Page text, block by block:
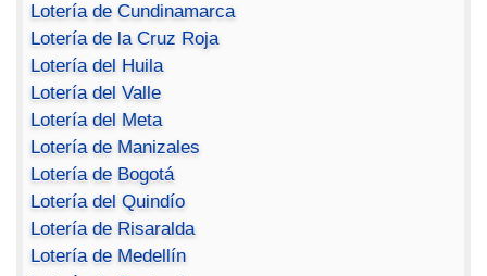
Lotería de Cundinamarca
Lotería de la Cruz Roja
Lotería del Huila
Lotería del Valle
Lotería del Meta
Lotería de Manizales
Lotería de Bogotá
Lotería del Quindío
Lotería de Risaralda
Lotería de Medellín